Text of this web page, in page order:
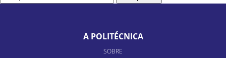
por:
A POLITÉCNICA
SOBRE